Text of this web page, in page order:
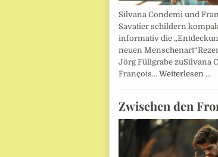
Silvana Condemi und
Savatier schildern
informativ die
neuen
Jörg Füllgrabe zuSilvana
François… Weiterlesen …
Zwischen den